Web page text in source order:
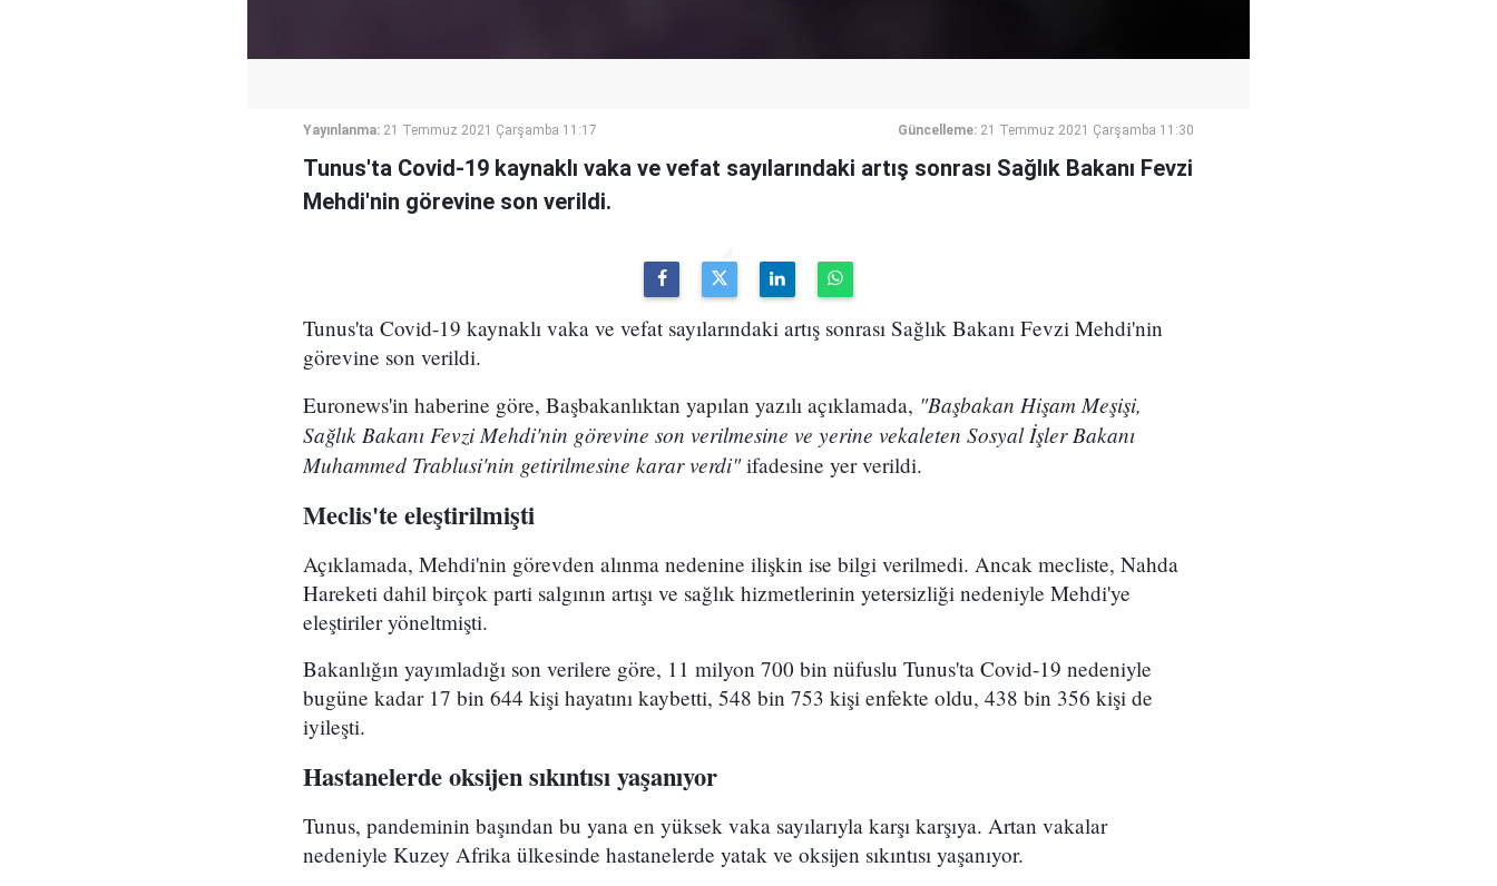
Yayınlanma: 21 Temmuz 2021 Çarşamba 11:17 Güncelleme: 21 Temmuz 2021 Çarşamba 11:30
Tunus'ta Covid-19 kaynaklı vaka ve vefat sayılarındaki artış sonrası Sağlık Bakanı Fevzi
Mehdi'nin görevine son verildi.
Tunus'ta Covid-19 kaynaklı vaka ve vefat sayılarındaki artış sonrası Sağlık Bakanı Fevzi Mehdi'nin
görevine son verildi.
Euronews'in haberine göre, Başbakanlıktan yapılan yazılı açıklamada, "Başbakan Hişam Meşişi,
Sağlık Bakanı Fevzi Mehdi'nin görevine son verilmesine ve yerine vekaleten Sosyal İşler Bakanı
Muhammed Trablusi'nin getirilmesine karar verdi"ifadesine yer verildi.
Meclis'te eleştirilmişti
Açıklamada, Mehdi'nin görevden alınma nedenine ilişkin ise bilgi verilmedi. Ancak mecliste, Nahda
Hareketi dahil birçok parti salgının artışı ve sağlık hizmetlerinin yetersizliği nedeniyle Mehdi'ye
eleştiriler yöneltmişti.
Bakanlığın yayımladığı son verilere göre, 11 milyon 700 bin nüfuslu Tunus'ta Covid-19 nedeniyle
bugüne kadar 17 bin 644 kişi hayatını kaybetti, 548 bin 753 kişi enfekte oldu, 438 bin 356 kişi de
iyileşti.
Hastanelerde oksijen sıkıntısı yaşanıyor
Tunus, pandeminin başından bu yana en yüksek vaka sayılarıyla karşı karşıya. Artan vakalar
nedeniyle Kuzey Afrika ülkesinde hastanelerde yatak ve oksijen sıkıntısı yaşanıyor.